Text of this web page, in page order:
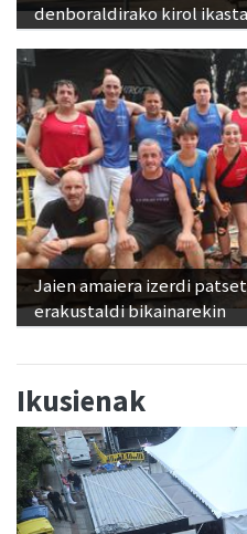
denboraldirako kirol
Jaien amaiera izerdi
erakustaldi bikainarekin
Ikusienak